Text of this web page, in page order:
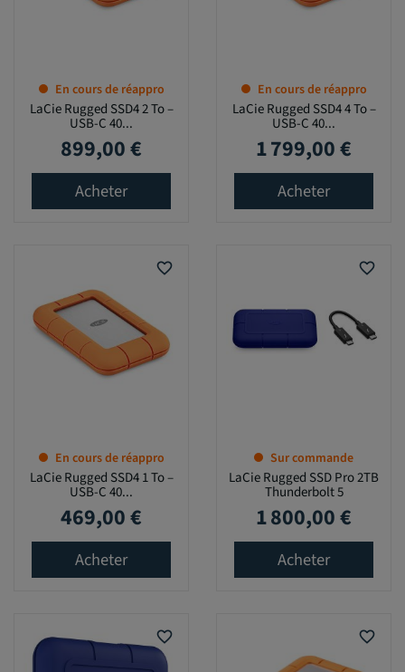
En cours de réappro
LaCie Rugged SSD4 2 To –
USB-C 40...
Prix
899,00 €
Acheter
En cours de réappro
LaCie Rugged SSD4 4 To –
USB-C 40...
Prix
1 799,00 €
Acheter
favorite_border
En cours de réappro
LaCie Rugged SSD4 1 To –
USB-C 40...
Prix
469,00 €
Acheter
favorite_border
Sur commande
LaCie Rugged SSD Pro 2TB
Thunderbolt 5
Prix
1 800,00 €
Acheter
favorite_border favorite_border